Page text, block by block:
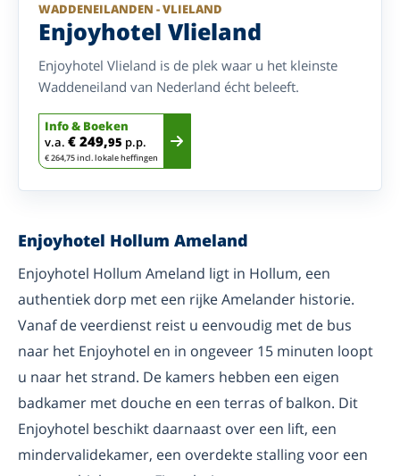
WADDENEILANDEN - VLIELAND
Enjoyhotel Vlieland
Enjoyhotel Vlieland is de plek waar u het kleinste
Waddeneiland van Nederland écht beleeft.
Info & Boeken
v.a. € 249,95 p.p.
€ 264,75 incl. lokale heffingen
Enjoyhotel Hollum Ameland
Enjoyhotel Hollum Ameland ligt in Hollum, een
authentiek dorp met een rijke Amelander historie.
Vanaf de veerdienst reist u eenvoudig met de bus
naar het Enjoyhotel en in ongeveer 15 minuten loopt
u naar het strand. De kamers hebben een eigen
badkamer met douche en een terras of balkon. Dit
Enjoyhotel beschikt daarnaast over een lift, een
mindervalidekamer, een overdekte stalling voor een